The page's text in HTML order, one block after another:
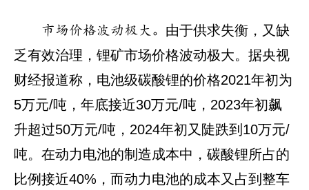
市场价格波动极大。 由于供求失衡，又缺
乏有效治理，锂矿市场价格波动极大。据央视
财经报道称，电池级碳酸锂的价格2021年初为
5万元/吨，年底接近30万元/吨，2023年初飙
升超过50万元/吨，2024年初又陡跌到10万元/
吨。在动力电池的制造成本中，碳酸锂所占的
比例接近40%，而动力电池的成本又占到整车